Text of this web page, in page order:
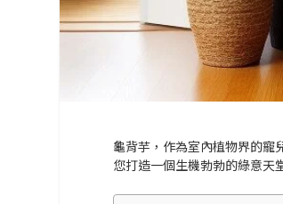
龜背芋，作為室內植物界的寵
您打造一個生機勃勃的綠意天